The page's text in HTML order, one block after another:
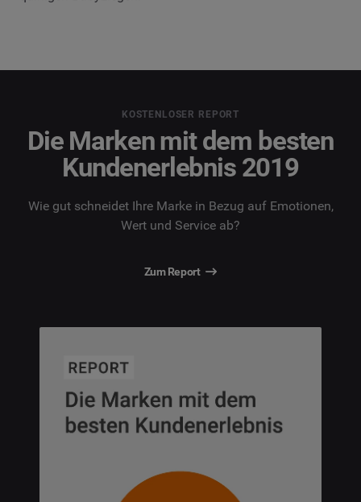
KOSTENLOSER REPORT
Die Marken mit dem besten
Kundenerlebnis 2019
Wie gut schneidet Ihre Marke in Bezug auf Emotionen,
Wert und Service ab?
Zum Report